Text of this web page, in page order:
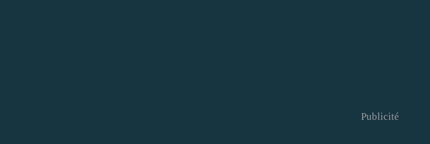
Publicité